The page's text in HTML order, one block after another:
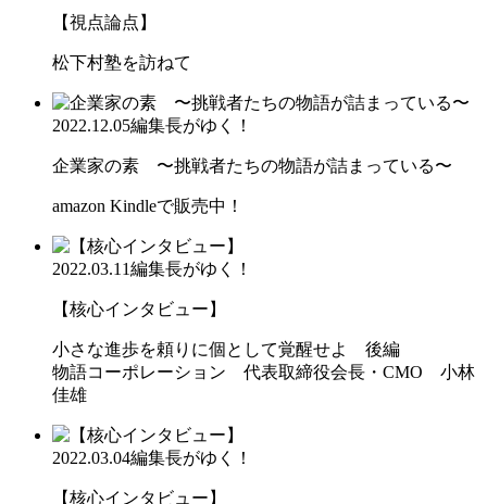
【視点論点】
松下村塾を訪ねて
2022.12.05編集長がゆく！
企業家の素 〜挑戦者たちの物語が詰まっている〜
amazon Kindleで販売中！
2022.03.11編集長がゆく！
【核心インタビュー】
小さな進歩を頼りに個として覚醒せよ 後編
物語コーポレーション 代表取締役会長・CMO 小林
佳雄
2022.03.04編集長がゆく！
【核心インタビュー】